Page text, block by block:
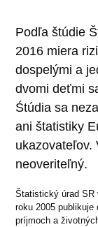
Podľa štúdie
2016 miera
dospelými a
dvomi deťmi
Śtúdia sa
ani štatistiky
ukazovateľov.
neoveriteľný.
Štatistický úrad SR
roku 2005 publikuje
príjmoch a